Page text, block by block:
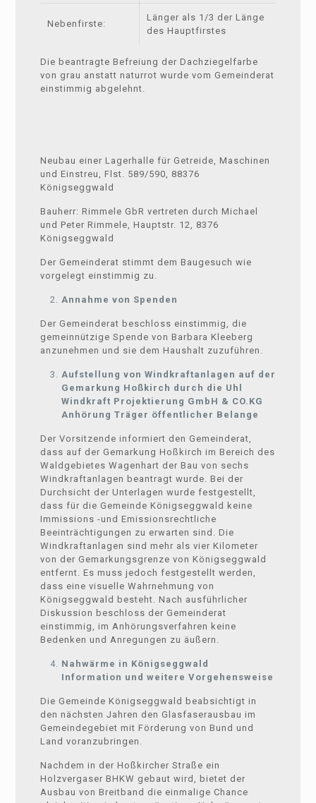
Nebenfirste:
Länger als 1/3 der Länge
des Hauptfirstes
Die beantragte Befreiung der Dachziegelfarbe
von grau anstatt naturrot wurde vom Gemeinderat
einstimmig abgelehnt.
Neubau einer Lagerhalle für Getreide, Maschinen
und Einstreu, Flst. 589/590, 88376
Königseggwald
Bauherr: Rimmele GbR vertreten durch Michael
und Peter Rimmele, Hauptstr. 12, 8376
Königseggwald
Der Gemeinderat stimmt dem Baugesuch wie
vorgelegt einstimmig zu.
Annahme von Spenden
Der Gemeinderat beschloss einstimmig, die
gemeinnützige Spende von Barbara Kleeberg
anzunehmen und sie dem Haushalt zuzuführen.
Aufstellung von Windkraftanlagen auf der
Gemarkung Hoßkirch durch die Uhl
Windkraft Projektierung GmbH & CO.KG
Anhörung Träger öffentlicher Belange
Der Vorsitzende informiert den Gemeinderat,
dass auf der Gemarkung Hoßkirch im Bereich des
Waldgebietes Wagenhart der Bau von sechs
Windkraftanlagen beantragt wurde. Bei der
Durchsicht der Unterlagen wurde festgestellt,
dass für die Gemeinde Königseggwald keine
Immissions -und Emissionsrechtliche
Beeinträchtigungen zu erwarten sind. Die
Windkraftanlagen sind mehr als vier Kilometer
von der Gemarkungsgrenze von Königseggwald
entfernt. Es muss jedoch festgestellt werden,
dass eine visuelle Wahrnehmung von
Königseggwald besteht. Nach ausführlicher
Diskussion beschloss der Gemeinderat
einstimmig, im Anhörungsverfahren keine
Bedenken und Anregungen zu äußern.
Nahwärme in Königseggwald
Information und weitere Vorgehensweise
Die Gemeinde Königseggwald beabsichtigt in
den nächsten Jahren den Glasfaserausbau im
Gemeindegebiet mit Förderung von Bund und
Land voranzubringen.
Nachdem in der Hoßkircher Straße ein
Holzvergaser BHKW gebaut wird, bietet der
Ausbau von Breitband die einmalige Chance